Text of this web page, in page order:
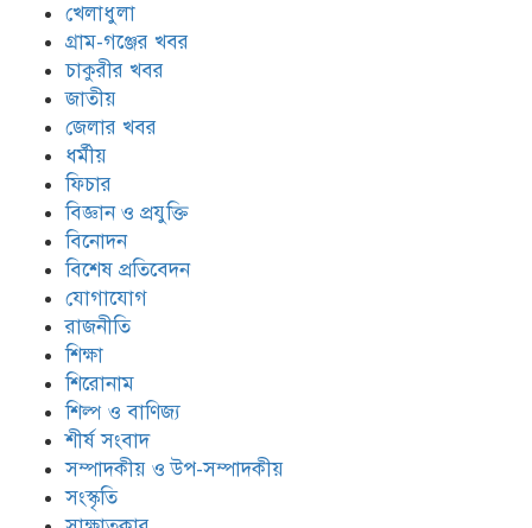
খেলাধুলা
গ্রাম-গঞ্জের খবর
চাকুরীর খবর
জাতীয়
জেলার খবর
ধর্মীয়
ফিচার
বিজ্ঞান ও প্রযুক্তি
বিনোদন
বিশেষ প্রতিবেদন
যোগাযোগ
রাজনীতি
শিক্ষা
শিরোনাম
শিল্প ও বাণিজ্য
শীর্ষ সংবাদ
সম্পাদকীয় ও উপ-সম্পাদকীয়
সংস্কৃতি